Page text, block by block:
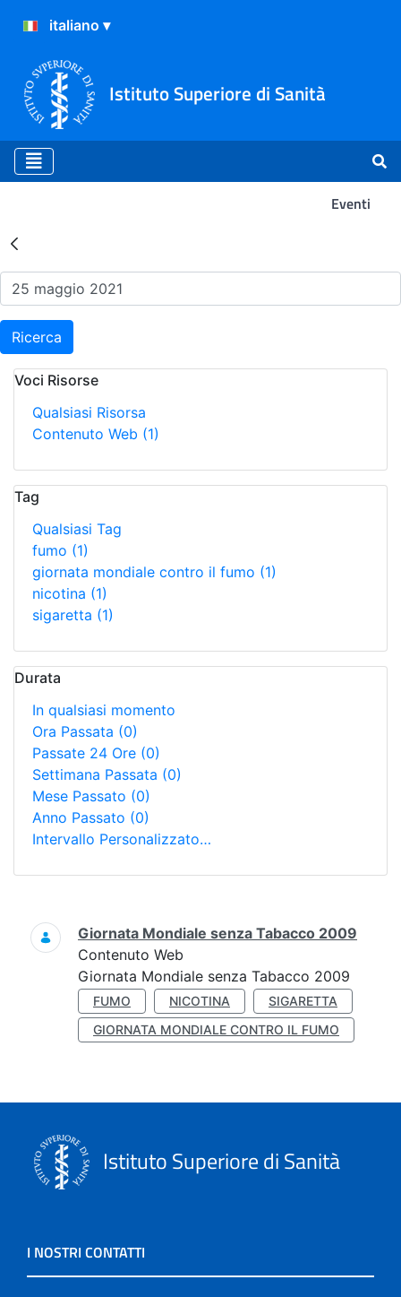
Istituto Superiore di Sanità
Eventi
Risultati della Ricerca -
Ricerca
Voci Risorse
Qualsiasi Risorsa
Contenuto Web (1)
Tag
Qualsiasi Tag
fumo (1)
giornata mondiale contro il fumo (1)
nicotina (1)
sigaretta (1)
Durata
In qualsiasi momento
Ora Passata (0)
Passate 24 Ore (0)
Settimana Passata (0)
Mese Passato (0)
Anno Passato (0)
Intervallo Personalizzato…
Ricerca
Giornata Mondiale senza Tabacco 2009
Contenuto Web
Giornata Mondiale senza Tabacco 2009
FUMO NICOTINA
SIGARETTA
GIORNATA MONDIALE CONTRO IL FUMO
Istituto Superiore di Sanità
I NOSTRI CONTATTI